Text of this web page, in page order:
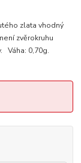
zlata vhodný
zvěrokruhu
Váha: 0,70g.